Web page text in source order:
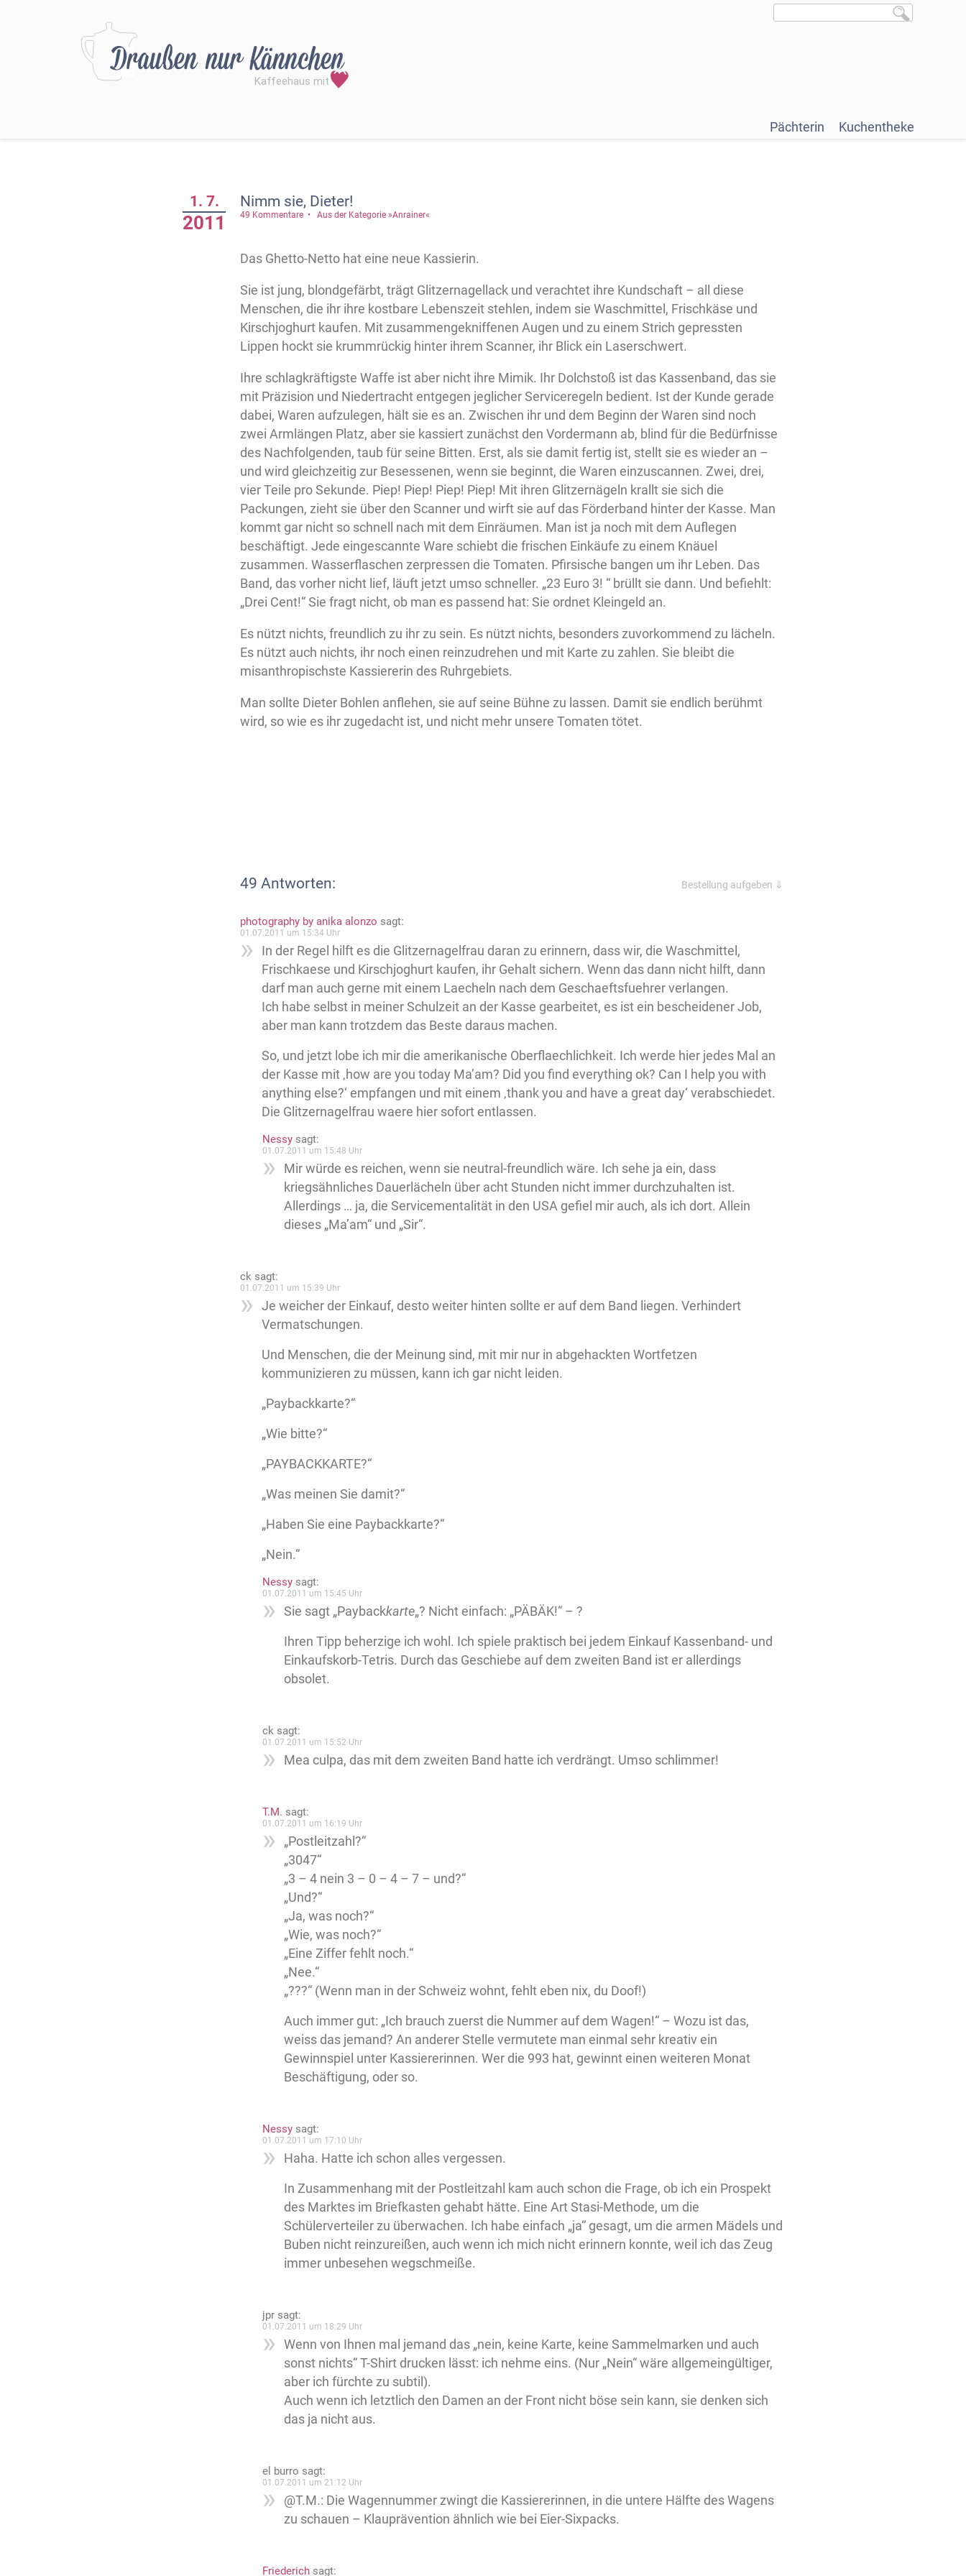
Pächterin Kuchentheke
Nimm sie, Dieter!
1. 7.
2011 49 Kommentare Aus der Kategorie »Anrainer«
Das Ghetto-Netto hat eine neue Kassierin.
Sie ist jung, blondgefärbt, trägt Glitzernagellack und verachtet ihre Kundschaft – all diese
Menschen, die ihr ihre kostbare Lebenszeit stehlen, indem sie Waschmittel, Frischkäse und
Kirschjoghurt kaufen. Mit zusammengekniffenen Augen und zu einem Strich gepressten
Lippen hockt sie krummrückig hinter ihrem Scanner, ihr Blick ein Laserschwert.
Ihre schlagkräftigste Waffe ist aber nicht ihre Mimik. Ihr Dolchstoß ist das Kassenband, das sie
mit Präzision und Niedertracht entgegen jeglicher Serviceregeln bedient. Ist der Kunde gerade
dabei, Waren aufzulegen, hält sie es an. Zwischen ihr und dem Beginn der Waren sind noch
zwei Armlängen Platz, aber sie kassiert zunächst den Vordermann ab, blind für die Bedürfnisse
des Nachfolgenden, taub für seine Bitten. Erst, als sie damit fertig ist, stellt sie es wieder an –
und wird gleichzeitig zur Besessenen, wenn sie beginnt, die Waren einzuscannen. Zwei, drei,
vier Teile pro Sekunde. Piep! Piep! Piep! Piep! Mit ihren Glitzernägeln krallt sie sich die
Packungen, zieht sie über den Scanner und wirft sie auf das Förderband hinter der Kasse. Man
kommt gar nicht so schnell nach mit dem Einräumen. Man ist ja noch mit dem Auflegen
beschäftigt. Jede eingescannte Ware schiebt die frischen Einkäufe zu einem Knäuel
zusammen. Wasserflaschen zerpressen die Tomaten. Pfirsische bangen um ihr Leben. Das
Band, das vorher nicht lief, läuft jetzt umso schneller. „23 Euro 3! “ brüllt sie dann. Und befiehlt:
„Drei Cent!“ Sie fragt nicht, ob man es passend hat: Sie ordnet Kleingeld an.
Es nützt nichts, freundlich zu ihr zu sein. Es nützt nichts, besonders zuvorkommend zu lächeln.
Es nützt auch nichts, ihr noch einen reinzudrehen und mit Karte zu zahlen. Sie bleibt die
misanthropischste Kassiererin des Ruhrgebiets.
Man sollte Dieter Bohlen anflehen, sie auf seine Bühne zu lassen. Damit sie endlich berühmt
wird, so wie es ihr zugedacht ist, und nicht mehr unsere Tomaten tötet.
49 Antworten: Bestellung aufgeben ⇓
photography by anika alonzo sagt:
01.07.2011 um 15:34 Uhr
In der Regel hilft es die Glitzernagelfrau daran zu erinnern, dass wir, die Waschmittel,
Frischkaese und Kirschjoghurt kaufen, ihr Gehalt sichern. Wenn das dann nicht hilft, dann
darf man auch gerne mit einem Laecheln nach dem Geschaeftsfuehrer verlangen.
Ich habe selbst in meiner Schulzeit an der Kasse gearbeitet, es ist ein bescheidener Job,
aber man kann trotzdem das Beste daraus machen.
So, und jetzt lobe ich mir die amerikanische Oberflaechlichkeit. Ich werde hier jedes Mal an
der Kasse mit ‚how are you today Ma’am? Did you find everything ok? Can I help you with
anything else?‘ empfangen und mit einem ‚thank you and have a great day‘ verabschiedet.
Die Glitzernagelfrau waere hier sofort entlassen.
Nessy sagt:
01.07.2011 um 15:48 Uhr
Mir würde es reichen, wenn sie neutral-freundlich wäre. Ich sehe ja ein, dass
kriegsähnliches Dauerlächeln über acht Stunden nicht immer durchzuhalten ist.
Allerdings … ja, die Servicementalität in den USA gefiel mir auch, als ich dort. Allein
dieses „Ma’am“ und „Sir“.
ck sagt:
01.07.2011 um 15:39 Uhr
Je weicher der Einkauf, desto weiter hinten sollte er auf dem Band liegen. Verhindert
Vermatschungen.
Und Menschen, die der Meinung sind, mit mir nur in abgehackten Wortfetzen
kommunizieren zu müssen, kann ich gar nicht leiden.
„Paybackkarte?“
„Wie bitte?“
„PAYBACKKARTE?“
„Was meinen Sie damit?“
„Haben Sie eine Paybackkarte?“
„Nein.“
Nessy sagt:
01.07.2011 um 15:45 Uhr
Sie sagt „Paybackkarte„? Nicht einfach: „PÄBÄK!“ – ?
Ihren Tipp beherzige ich wohl. Ich spiele praktisch bei jedem Einkauf Kassenband- und
Einkaufskorb-Tetris. Durch das Geschiebe auf dem zweiten Band ist er allerdings
obsolet.
ck sagt:
01.07.2011 um 15:52 Uhr
Mea culpa, das mit dem zweiten Band hatte ich verdrängt. Umso schlimmer!
T.M. sagt:
01.07.2011 um 16:19 Uhr
„Postleitzahl?“
„3047“
„3 – 4 nein 3 – 0 – 4 – 7 – und?“
„Und?“
„Ja, was noch?“
„Wie, was noch?“
„Eine Ziffer fehlt noch.“
„Nee.“
„???“ (Wenn man in der Schweiz wohnt, fehlt eben nix, du Doof!)
Auch immer gut: „Ich brauch zuerst die Nummer auf dem Wagen!“ – Wozu ist das,
weiss das jemand? An anderer Stelle vermutete man einmal sehr kreativ ein
Gewinnspiel unter Kassiererinnen. Wer die 993 hat, gewinnt einen weiteren Monat
Beschäftigung, oder so.
Nessy sagt:
01.07.2011 um 17:10 Uhr
Haha. Hatte ich schon alles vergessen.
In Zusammenhang mit der Postleitzahl kam auch schon die Frage, ob ich ein Prospekt
des Marktes im Briefkasten gehabt hätte. Eine Art Stasi-Methode, um die
Schülerverteiler zu überwachen. Ich habe einfach „ja“ gesagt, um die armen Mädels und
Buben nicht reinzureißen, auch wenn ich mich nicht erinnern konnte, weil ich das Zeug
immer unbesehen wegschmeiße.
jpr sagt:
01.07.2011 um 18:29 Uhr
Wenn von Ihnen mal jemand das „nein, keine Karte, keine Sammelmarken und auch
sonst nichts“ T-Shirt drucken lässt: ich nehme eins. (Nur „Nein“ wäre allgemeingültiger,
aber ich fürchte zu subtil).
Auch wenn ich letztlich den Damen an der Front nicht böse sein kann, sie denken sich
das ja nicht aus.
el burro sagt:
01.07.2011 um 21:12 Uhr
@T.M.: Die Wagennummer zwingt die Kassiererinnen, in die untere Hälfte des Wagens
zu schauen – Klauprävention ähnlich wie bei Eier-Sixpacks.
Friederich sagt: